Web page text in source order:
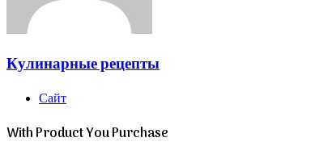
Кулинарные рецепты
Сайт
With Product You Purchase